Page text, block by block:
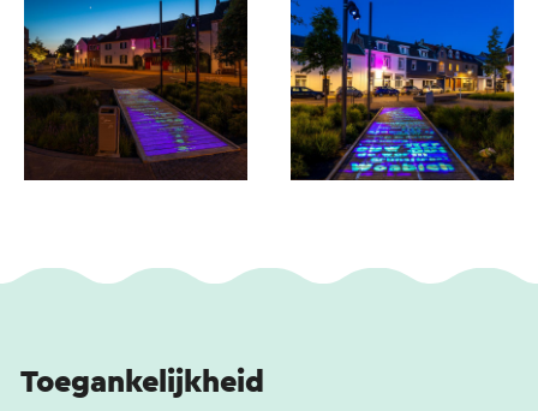
Toegankelijkheid